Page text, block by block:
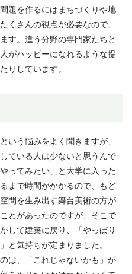
題を作るにはまちづくりや地
くさんの視点が必要なので、
す。違う分野の専門家たちと
がハッピーになれるような提
りしています。
いう悩みをよく聞きますが、
ている人は少ないと思うんで
ってみたい」と大学に入った
まで時間がかかるので、もど
間を生み出す舞台美術の方が
とがあったのですが、そこで
して建築に戻り、「やっぱり
と気持ちが定まりました。
は、「これじゃないかも」が